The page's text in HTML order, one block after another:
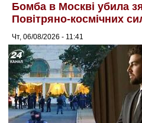
Бомба в Москві убила
Повітряно-космічних
Чт, 06/08/2026 - 11:41